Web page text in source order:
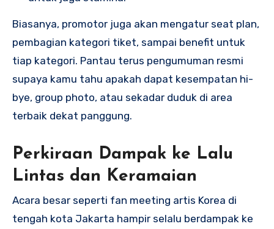
Biasanya, promotor juga akan mengatur seat plan,
pembagian kategori tiket, sampai benefit untuk
tiap kategori. Pantau terus pengumuman resmi
supaya kamu tahu apakah dapat kesempatan hi-
bye, group photo, atau sekadar duduk di area
terbaik dekat panggung.
Perkiraan Dampak ke Lalu
Lintas dan Keramaian
Acara besar seperti fan meeting artis Korea di
tengah kota Jakarta hampir selalu berdampak ke